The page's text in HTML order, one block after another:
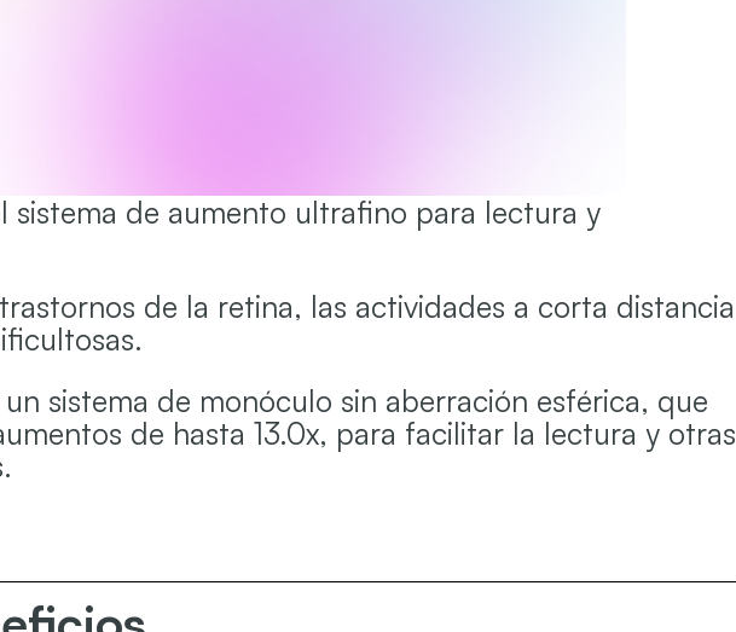
sistema de aumento ultrafino para lectura y
de la retina, las actividades a corta distancia
un sistema de monóculo sin aberración esférica, que
de hasta 13.0x, para facilitar la lectura y otras